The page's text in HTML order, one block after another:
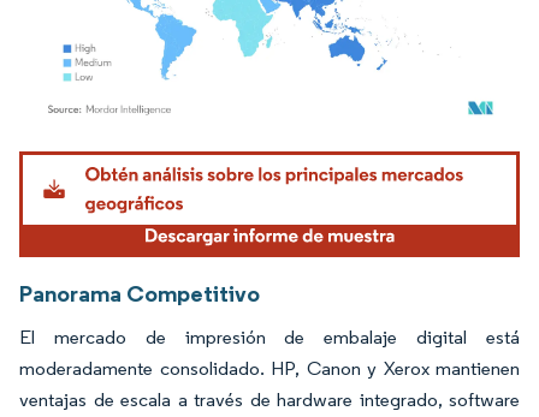
Imagen © Mordor Intelligence. El uso requiere atribución según CC BY 4.0.
Panorama Competitivo
El mercado de impresión de embalaje digital está
moderadamente consolidado. HP, Canon y Xerox mantienen
ventajas de escala a través de hardware integrado, software